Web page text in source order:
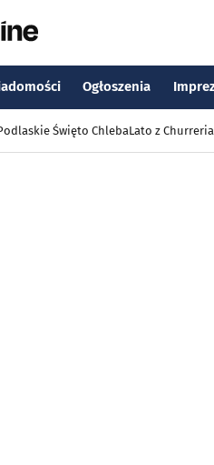
Ogłoszenia
Święto ChlebaLato z